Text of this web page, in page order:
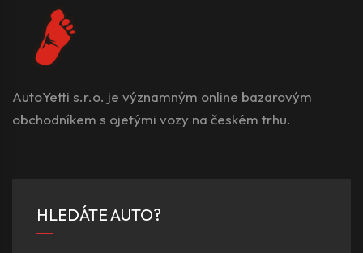
AutoYetti s.r.o. je významným online bazarovým
obchodníkem s ojetými vozy na českém trhu.
HLEDÁTE AUTO?